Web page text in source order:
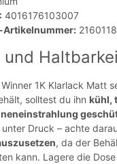
4016176103007
Artikelnummer:
und
1K Klarlack Matt
solltest du ihn kühl,
Druck – achte
, da der
kann. Lagere die